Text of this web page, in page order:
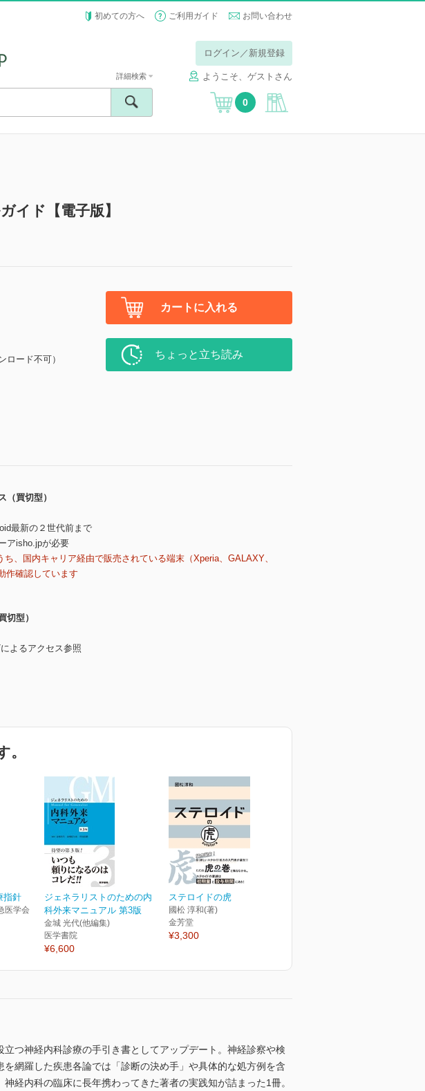
初めての方へ ご利用ガイド お問い合わせ
ログイン／新規登録
ようこそ、ゲストさん
詳細検索
0
イド【電子版】
ロード不可）
カートに入れる
ちょっと立ち読み
（買切型）
最新の２世代前まで
アisho.jpが必要
、国内キャリア経由で販売されている端末（Xperia、GALAXY、
作確認しています
切型）
よるアクセス参照
。
指針
医学会
ジェネラリストのための内
科外来マニュアル 第3版
金城 光代(他編集)
医学書院
¥6,600
ステロイドの虎
國松 淳和(著)
金芳堂
¥3,300
つ神経内科診療の手引き書としてアップデート。神経診察や検
網羅した疾患各論では「診断の決め手」や具体的な処方例を含
経内科の臨床に長年携わってきた著者の実践知が詰まった1冊。